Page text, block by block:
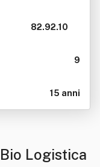
82.92.10
9
15 anni
Bio Logistica